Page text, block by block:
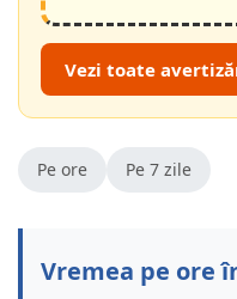
Vezi toate
Pe ore Pe 7 zile
Vremea pe ore